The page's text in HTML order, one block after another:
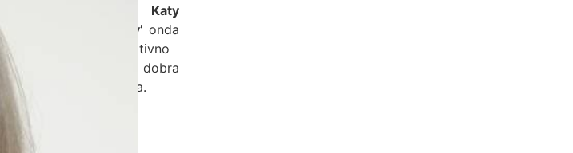
kao Katy
Perry’ onda
definitivno
niste dobra
osoba.